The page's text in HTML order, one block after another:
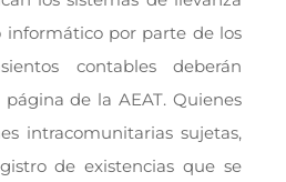
informático por parte de los
contables deberán
de la AEAT. Quienes
intracomunitarias sujetas,
de existencias que se